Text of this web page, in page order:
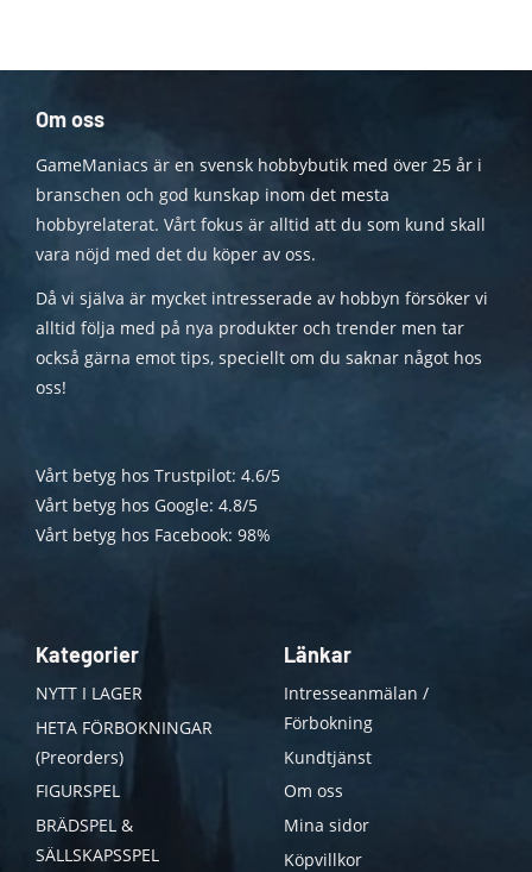
Om oss
GameManiacs är en svensk hobbybutik med över 25 år i
branschen och god kunskap inom det mesta
hobbyrelaterat. Vårt fokus är alltid att du som kund skall
vara nöjd med det du köper av oss.
Då vi själva är mycket intresserade av hobbyn försöker vi
alltid följa med på nya produkter och trender men tar
också gärna emot tips, speciellt om du saknar något hos
oss!
Vårt betyg hos Trustpilot: 4.6/5
Vårt betyg hos Google: 4.8/5
Vårt betyg hos Facebook: 98%
Kategorier
NYTT I LAGER
HETA FÖRBOKNINGAR
(Preorders)
FIGURSPEL
BRÄDSPEL &
SÄLLSKAPSSPEL
Länkar
Intresseanmälan /
Förbokning
Kundtjänst
Om oss
Mina sidor
Köpvillkor